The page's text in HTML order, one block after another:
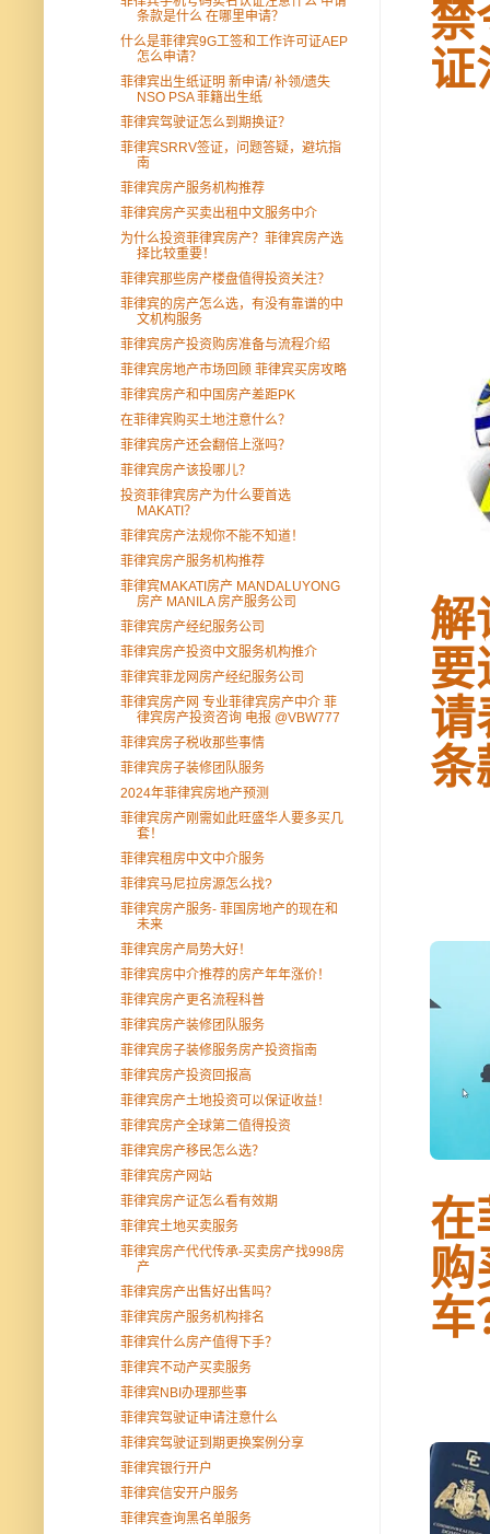
禁
证
解
要
请
条
在
购
车
条款是什么 在哪里申请？
什么是菲律宾9G工签和工作许可证AEP
怎么申请？
菲律宾出生纸证明 新申请/ 补领/遗失
NSO PSA 菲籍出生纸
菲律宾驾驶证怎么到期换证？
菲律宾SRRV签证，问题答疑，避坑指
南
菲律宾房产服务机构推荐
菲律宾房产买卖出租中文服务中介
为什么投资菲律宾房产？菲律宾房产选
择比较重要！
菲律宾那些房产楼盘值得投资关注？
菲律宾的房产怎么选，有没有靠谱的中
文机构服务
菲律宾房产投资购房准备与流程介绍
菲律宾房地产市场回顾 菲律宾买房攻略
菲律宾房产和中国房产差距PK
在菲律宾购买土地注意什么？
菲律宾房产还会翻倍上涨吗？
菲律宾房产该投哪儿？
投资菲律宾房产为什么要首选
MAKATI？
菲律宾房产法规你不能不知道！
菲律宾房产服务机构推荐
菲律宾MAKATI房产 MANDALUYONG
房产 MANILA 房产服务公司
菲律宾房产经纪服务公司
菲律宾房产投资中文服务机构推介
菲律宾菲龙网房产经纪服务公司
菲律宾房产网 专业菲律宾房产中介 菲
律宾房产投资咨询 电报 @VBW777
菲律宾房子税收那些事情
菲律宾房子装修团队服务
2024年菲律宾房地产预测
菲律宾房产刚需如此旺盛华人要多买几
套！
菲律宾租房中文中介服务
菲律宾马尼拉房源怎么找?
菲律宾房产服务- 菲国房地产的现在和
未来
菲律宾房产局势大好！
菲律宾房中介推荐的房产年年涨价！
菲律宾房产更名流程科普
菲律宾房产装修团队服务
菲律宾房子装修服务房产投资指南
菲律宾房产投资回报高
菲律宾房产土地投资可以保证收益！
菲律宾房产全球第二值得投资
菲律宾房产移民怎么选？
菲律宾房产网站
菲律宾房产证怎么看有效期
菲律宾土地买卖服务
菲律宾房产代代传承-买卖房产找998房
产
菲律宾房产出售好出售吗？
菲律宾房产服务机构排名
菲律宾什么房产值得下手？
菲律宾不动产买卖服务
菲律宾NBI办理那些事
菲律宾驾驶证申请注意什么
菲律宾驾驶证到期更换案例分享
菲律宾银行开户
菲律宾信安开户服务
菲律宾查询黑名单服务